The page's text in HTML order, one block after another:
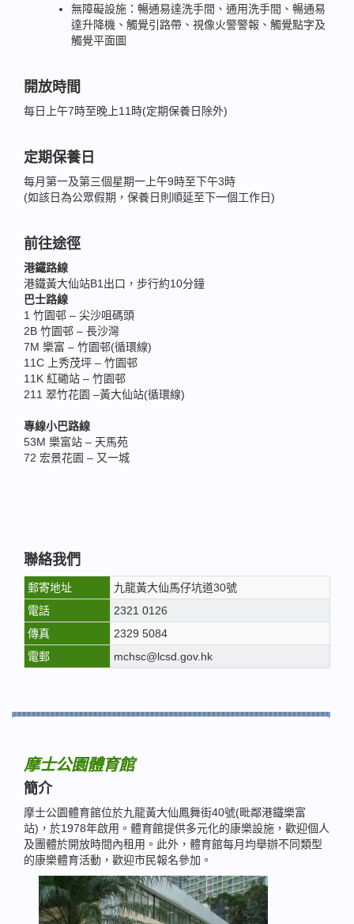
無障礙設施：暢通易達洗手間、通用洗手間、暢通易
達升降機、觸覺引路帶、視像火警警報、觸覺點字及
觸覺平面圖
開放時間
每日上午7時至晚上11時(定期保養日除外)
定期保養日
每月第一及第三個星期一上午9時至下午3時
(如該日為公眾假期，保養日則順延至下一個工作日)
前往途徑
港鐵路線
港鐵黃大仙站B1出口，步行約10分鐘
巴士路線
1 竹園邨 – 尖沙咀碼頭
2B 竹園邨 – 長沙灣
7M 樂富 – 竹園邨(循環線)
11C 上秀茂坪 – 竹園邨
11K 紅磡站 – 竹園邨
211 翠竹花園 –黃大仙站(循環線)
專線小巴路線
53M 樂富站 – 天馬苑
72 宏景花園 – 又一城
聯絡我們
郵寄地址
九龍黃大仙馬仔坑道30號
電話
2321 0126
傳真
2329 5084
電郵
mchsc@lcsd.gov.hk
摩士公園體育館
簡介
摩士公園體育館位於九龍黃大仙鳳舞街40號(毗鄰港鐵樂富
站)，於1978年啟用。體育館提供多元化的康樂設施，歡迎個人
及團體於開放時間內租用。此外，體育館每月均舉辦不同類型
的康樂體育活動，歡迎市民報名參加。